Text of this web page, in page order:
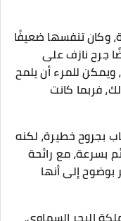
وكان تنفسها ضعيفًا
جرح نازف على
للمرء أن يلمح
فربما كانت
بجروح خطيرة، لكنه
بسرعة، مع رائحة
إلى أنها